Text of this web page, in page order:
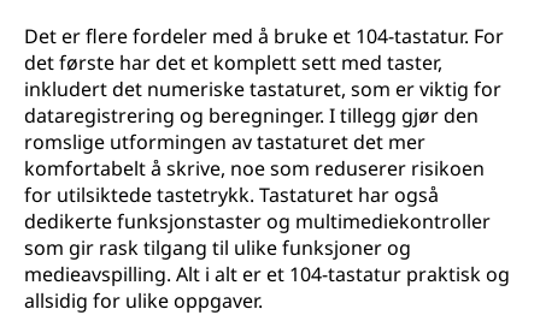
Det er flere fordeler med å bruke et 104-tastatur. For
det første har det et komplett sett med taster,
inkludert det numeriske tastaturet, som er viktig for
dataregistrering og beregninger. I tillegg gjør den
romslige utformingen av tastaturet det mer
komfortabelt å skrive, noe som reduserer risikoen
for utilsiktede tastetrykk. Tastaturet har også
dedikerte funksjonstaster og multimediekontroller
som gir rask tilgang til ulike funksjoner og
medieavspilling. Alt i alt er et 104-tastatur praktisk og
allsidig for ulike oppgaver.